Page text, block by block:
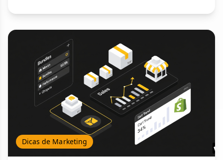
Dicas de Marketing